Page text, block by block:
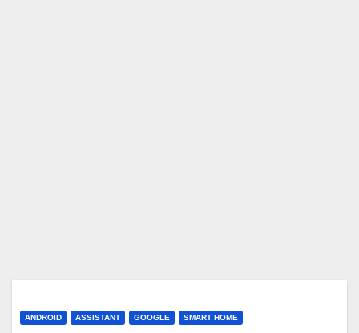
ANDROID ASSISTANT GOOGLE SMART HOME